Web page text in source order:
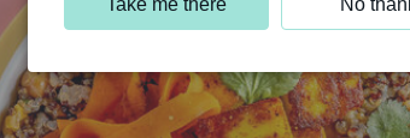
Take me there No